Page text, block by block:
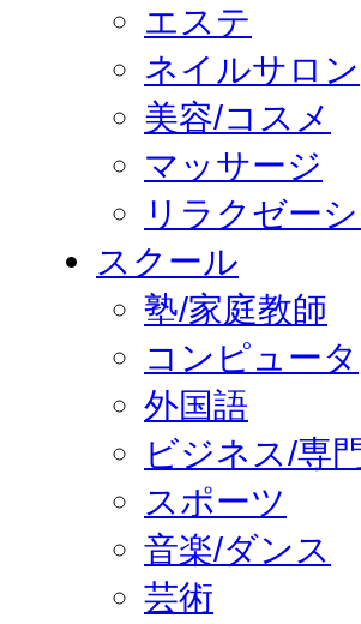
エステ
ネイルサロン
美容/コスメ
マッサージ
リラクゼー
スクール
塾/家庭教師
コンピュータ
外国語
ビジネス/専
スポーツ
音楽/ダンス
芸術